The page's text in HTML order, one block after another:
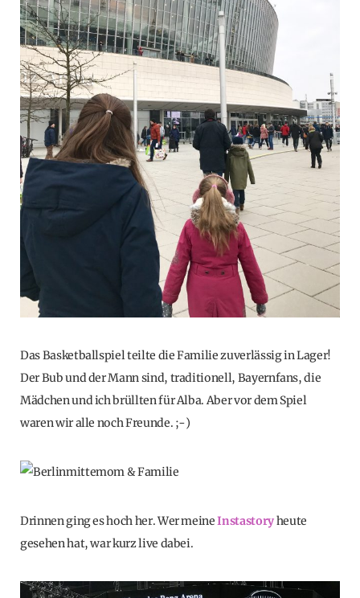
Das Basketballspiel teilte die Familie zuverlässig in Lager!
Der Bub und der Mann sind, traditionell, Bayernfans, die
Mädchen und ich brüllten für Alba. Aber vor dem Spiel
waren wir alle noch Freunde. ;-)
Drinnen ging es hoch her. Wer meineInstastoryheute
gesehen hat, war kurz live dabei.